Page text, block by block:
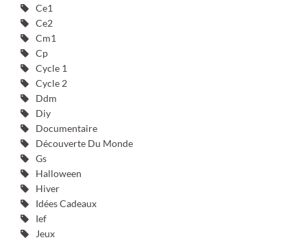
Ce1
Ce2
Cm1
Cp
Cycle 1
Cycle 2
Ddm
Diy
Documentaire
Découverte Du Monde
Gs
Halloween
Hiver
Idées Cadeaux
Ief
Jeux